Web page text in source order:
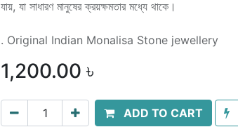
যায়, যা সাধারণ মানুষের ক্রয়ক্ষমতার মধ্যে থাকে।
. Original Indian Monalisa Stone jewellery
1,200.00 ৳
ADD TO CART